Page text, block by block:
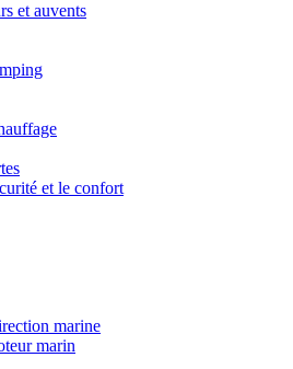
et auvents
et le confort
marine
marin